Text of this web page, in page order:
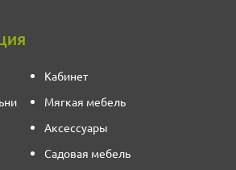
Кабинет
Мягкая мебель
Аксессуары
Садовая мебель